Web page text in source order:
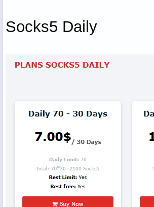
Socks5 Daily